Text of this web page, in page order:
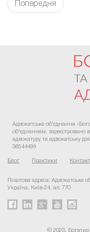
Попередня
Адвокатське об'єднання
об'єднанням, зареєстровано
адвокатуру та адвокатську
38544499
Блог Практики
Поштова адреса: Адвокатське
Україна, Київ-24, а/с 770
© 2023. Богатир